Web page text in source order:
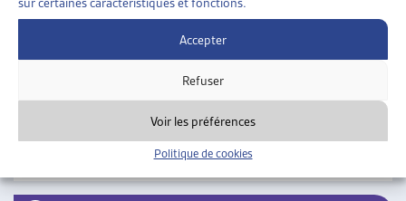
Accepter
Refuser
Voir les préférences
Politique de cookies
»
PROJET « VIVRE AVEC LA DIVERSITÉ »
Prévention et promotion de la santé,Santé